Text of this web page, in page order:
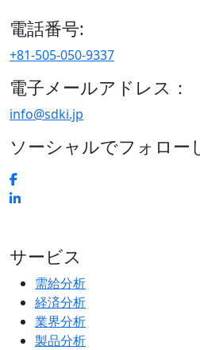
電話番号:
+81-505-050-9337
電子メールアドレス：
info@sdki.jp
ソーシャルでフォロー
サービス
需給分析
経済分析
業界分析
製品分析